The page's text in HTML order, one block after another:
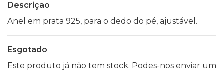
Descrição
Anel em prata 925, para o dedo do pé, ajustável.
Esgotado
Este produto já não tem stock. Podes-nos enviar um